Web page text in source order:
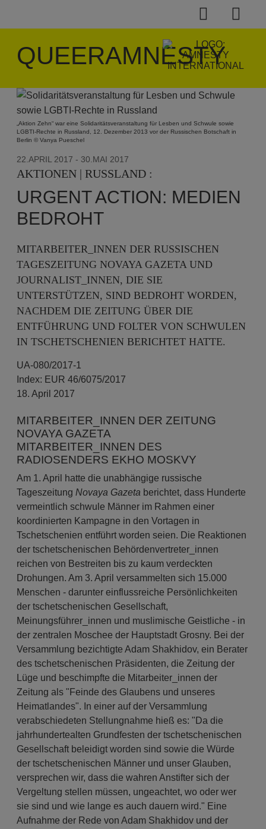
QUEERAMNESTY
„Aktion Zehn“ war eine Solidaritätsveranstaltung für Lesben und Schwule sowie
LGBTI-Rechte in Russland, 12. Dezember 2013 vor der Russischen Botschaft in
Berlin © Vanya Pueschel
22.APRIL 2017- 30.MAI 2017
AKTIONEN | RUSSLAND :
URGENT ACTION: MEDIEN
BEDROHT
MITARBEITER_INNEN DER RUSSISCHEN
TAGESZEITUNG NOVAYA GAZETA UND
JOURNALIST_INNEN, DIE SIE
UNTERSTÜTZEN, SIND BEDROHT WORDEN,
NACHDEM DIE ZEITUNG ÜBER DIE
ENTFÜHRUNG UND FOLTER VON SCHWULEN
IN TSCHETSCHENIEN BERICHTET HATTE.
UA-080/2017-1
Index: EUR 46/6075/2017
18. April 2017
MITARBEITER_INNEN DER ZEITUNG
NOVAYA GAZETA
MITARBEITER_INNEN DES
RADIOSENDERS EKHO MOSKVY
Am 1. April hatte die unabhängige russische
TageszeitungNovaya Gazeta berichtet, dass Hunderte
vermeintlich schwule Männer im Rahmen einer
koordinierten Kampagne in den Vortagen in
Tschetschenien entführt worden seien. Die Reaktionen
der tschetschenischen Behördenvertreter_innen
reichen von Bestreiten bis zu kaum verdeckten
Drohungen. Am 3. April versammelten sich 15.000
Menschen - darunter einflussreiche Persönlichkeiten
der tschetschenischen Gesellschaft,
Meinungsführer_innen und muslimische Geistliche - in
der zentralen Moschee der Hauptstadt Grosny. Bei der
Versammlung bezichtigte Adam Shakhidov, ein Berater
des tschetschenischen Präsidenten, die Zeitung der
Lüge und beschimpfte die Mitarbeiter_innen der
Zeitung als "Feinde des Glaubens und unseres
Heimatlandes". In einer auf der Versammlung
verabschiedeten Stellungnahme hieß es: "Da die
jahrhundertealten Grundfesten der tschetschenischen
Gesellschaft beleidigt worden sind sowie die Würde
der tschetschenischen Männer und unser Glauben,
versprechen wir, dass die wahren Anstifter sich der
Vergeltung stellen müssen, ungeachtet, wo oder wer
sie sind und wie lange es auch dauern wird." Eine
Aufnahme der Rede von Adam Shakhidov und der